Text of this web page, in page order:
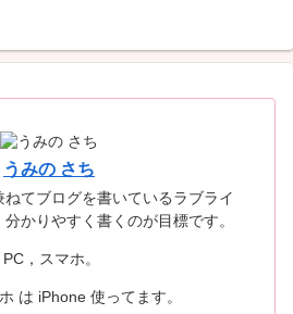
うみの さち
てブログを書いているラブライ
かりやすく書くのが目標です。
，スマホ。
は iPhone 使ってます。